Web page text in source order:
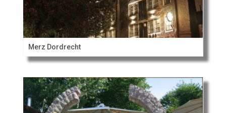
Merz Dordrecht